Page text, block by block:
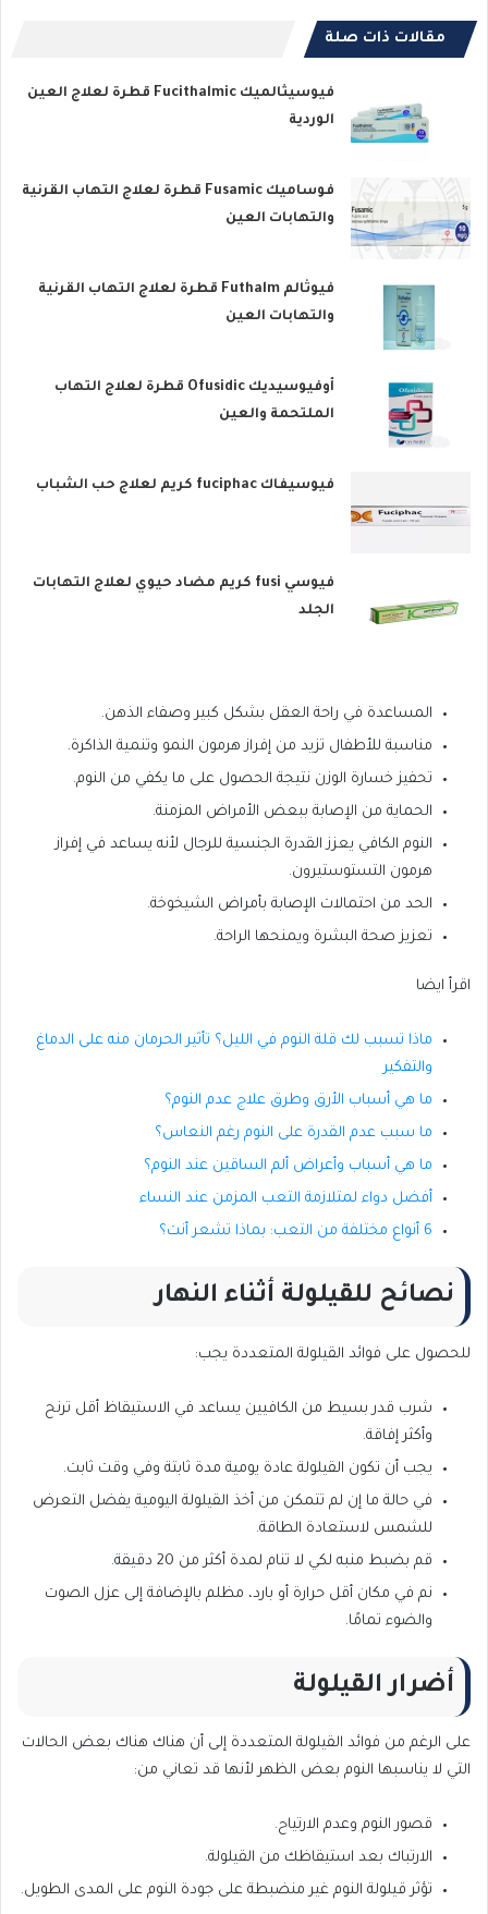
مقالات ذات صلة
فيوسيثالميك Fucithalmic قطرة لعلاج العين
الوردية
فوساميك Fusamic قطرة لعلاج التهاب القرنية
والتهابات العين
فيوثالم Futhalm قطرة لعلاج التهاب القرنية
والتهابات العين
أوفيوسيديك Ofusidic قطرة لعلاج التهاب
الملتحمة والعين
فيوسيفاك fuciphac كريم لعلاج حب الشباب
فيوسي fusi كريم مضاد حيوي لعلاج التهابات
الجلد
المساعدة في راحة العقل بشكل كبير وصفاء الذهن.
مناسبة للأطفال تزيد من إفراز هرمون النمو وتنمية الذاكرة.
تحفيز خسارة الوزن نتيجة الحصول على ما يكفي من النوم.
الحماية من الإصابة ببعض الأمراض المزمنة.
النوم الكافي يعزز القدرة الجنسية للرجال لأنه يساعد في إفراز
هرمون التستوستيرون.
الحد من احتمالات الإصابة بأمراض الشيخوخة.
تعزيز صحة البشرة ويمنحها الراحة.
اقرأ ايضا
ماذا تسبب لك قلة النوم في الليل؟ تأثير الحرمان منه على الدماغ
والتفكير
ما هي أسباب الأرق وطرق علاج عدم النوم؟
ما سبب عدم القدرة على النوم رغم النعاس؟
ما هي أسباب وأعراض ألم الساقين عند النوم؟
أفضل دواء لمتلازمة التعب المزمن عند النساء
6 أنواع مختلفة من التعب: بماذا تشعر أنت؟
نصائح للقيلولة أثناء النهار
للحصول على فوائد القيلولة المتعددة يجب:
شرب قدر بسيط من الكافيين يساعد في الاستيقاظ أقل ترنح
وأكثر إفاقة.
يجب أن تكون القيلولة عادة يومية مدة ثابتة وفي وقت ثابت.
في حالة ما إن لم تتمكن من أخذ القيلولة اليومية يفضل التعرض
للشمس لاستعادة الطاقة.
قم بضبط منبه لكي لا تنام لمدة أكثر من 20 دقيقة.
نم في مكان أقل حرارة أو بارد، مظلم بالإضافة إلى عزل الصوت
والضوء تمامًا.
أضرار القيلولة
على الرغم من فوائد القيلولة المتعددة إلى أن هناك هناك بعض الحالات
التي لا يناسبها النوم بعض الظهر لأنها قد تعاني من:
قصور النوم وعدم الارتياح.
الارتباك بعد استيقاظك من القيلولة.
تؤثر قيلولة النوم غير منضبطة على جودة النوم على المدى الطويل.